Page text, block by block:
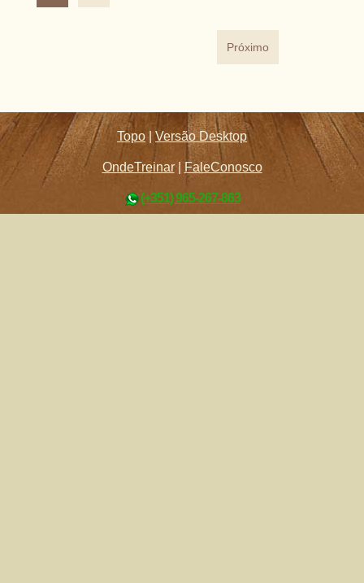
Próximo
Topo |Versão Desktop
OndeTreinar| FaleConosco
(+351) 965-267-863